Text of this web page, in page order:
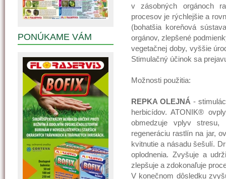
v zásobných orgánoch
procesov je rýchlejšie a
(bohatšia koreňová
orgánov, zlepšené
vegetačnej doby, vyššie
Stimulačný účinok sa
Možnosti použitia:
REPKA OLEJNÁ -
herbicídov. ATONIK®
obmedzuje vplyv stresu,
regeneráciu rastlín na jar,
kvitnutie a násadu šešulí.
oplodnenia. Zvyšuje a
zlepšuje a zdokonaľuje
V konečnom dôsledku
PONÚKAME VÁM